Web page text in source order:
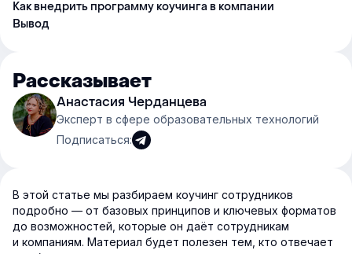
Как внедрить программу коучинга в компании
Вывод
Рассказывает
Анастасия Черданцева
Эксперт в сфере образовательных технологий
Подписаться:
В этой статье мы разбираем коучинг сотрудников
подробно — от базовых принципов и ключевых форматов
до возможностей, которые он даёт сотрудникам
и компаниям. Материал будет полезен тем, кто отвечает